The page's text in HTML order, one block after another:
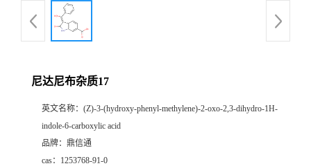
尼达尼布杂质17
英文名称： (Z)-3-(hydroxy-phenyl-methylene)-2-oxo-2,3-dihydro-1H-
indole-6-carboxylic acid
品牌： 鼎信通
cas： 1253768-91-0